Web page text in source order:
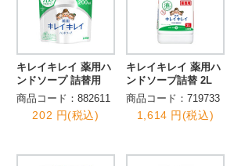
キレイキレイ 薬用ハ
ンドソープ 詰替用
商品コード：882611
202 円(税込)
キレイキレイ 薬用ハ
ンドソープ詰替 2L
商品コード：719733
1,614 円(税込)